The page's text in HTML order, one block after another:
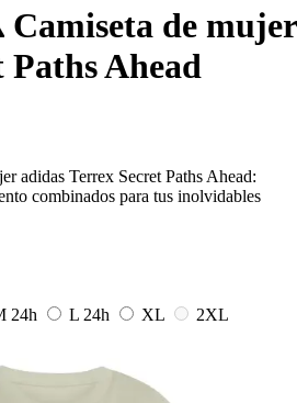
Camiseta de mujer
Paths Ahead
adidas Terrex Secret Paths Ahead:
combinados para tus inolvidables
24h L 24h XL
2XL